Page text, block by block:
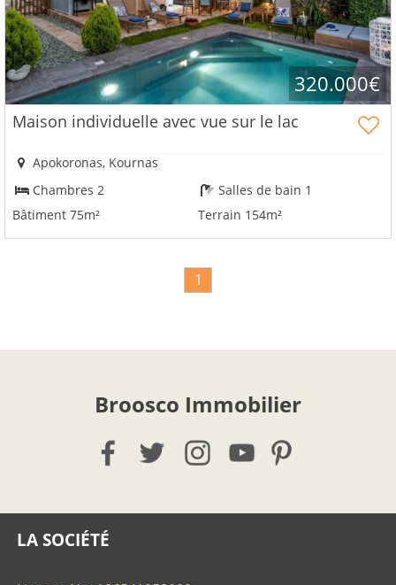
320.000€
Maison individuelle avec vue sur le lac
Apokoronas, Kournas
Chambres 2
Salles de bain 1
Bâtiment 75m²
Terrain 154m²
1
Broosco Immobilier
LA SOCIÉTÉ